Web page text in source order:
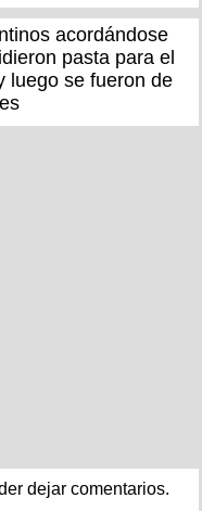
acordándose
pasta para el
luego se fueron de
dejar comentarios.